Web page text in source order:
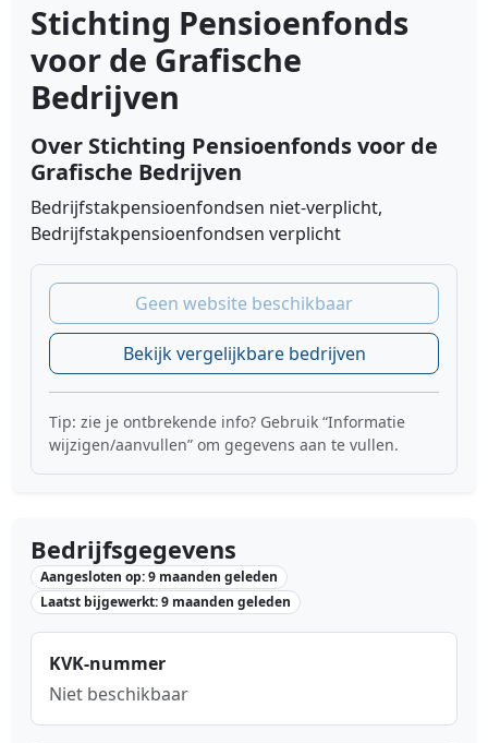
Stichting Pensioenfonds
voor de Grafische
Bedrijven
Over Stichting Pensioenfonds voor de
Grafische Bedrijven
Bedrijfstakpensioenfondsen niet-verplicht,
Bedrijfstakpensioenfondsen verplicht
Geen website beschikbaar
Bekijk vergelijkbare bedrijven
Tip: zie je ontbrekende info? Gebruik “Informatie
wijzigen/aanvullen” om gegevens aan te vullen.
Bedrijfsgegevens
Aangesloten op: 9 maanden geleden
Laatst bijgewerkt: 9 maanden geleden
KVK-nummer
Niet beschikbaar